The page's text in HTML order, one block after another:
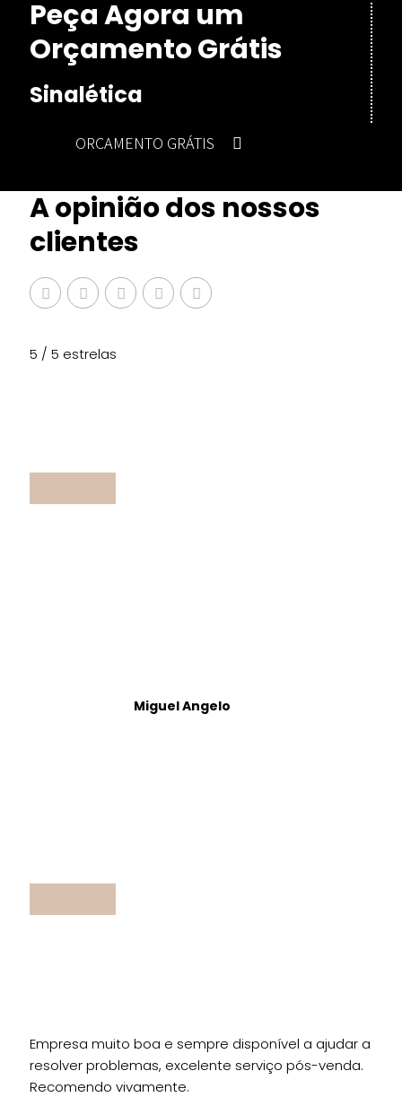
Peça Agora um
Orçamento Grátis
Sinalética
ORÇAMENTO GRÁTIS
A opinião dos nossos
clientes
5 / 5 estrelas
Miguel Angelo
Empresa muito boa e sempre disponível a ajudar a
resolver problemas, excelente serviço pós-venda.
Recomendo vivamente.